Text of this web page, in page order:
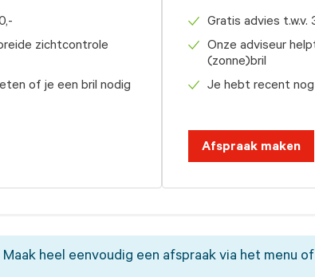
zichtcontrole
of je een bril nodig
Gratis advies t.w.v.
Onze adviseur
(zonne)bril
Je hebt recent
Afspraak maken
heel eenvoudig een afspraak via het menu